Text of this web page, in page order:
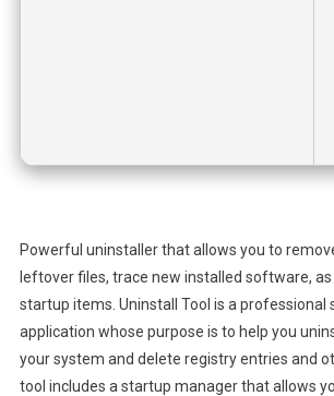
Powerful uninstaller that allows you to
leftover files, trace new installed software,
startup items. Uninstall Tool is a professional
application whose purpose is to help you
your system and delete registry entries and
tool includes a startup manager that allows